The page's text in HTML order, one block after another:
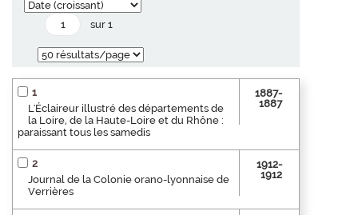
sur 1
1
L'Éclaireur illustré des départements de
la Loire, de la Haute-Loire et du Rhône :
paraissant tous les samedis
1887-
1887
2
Journal de la Colonie orano-lyonnaise de
Verrières
1912-
1912